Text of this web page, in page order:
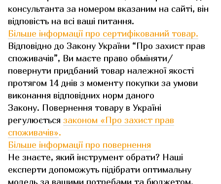
консультанта за номером вказаним на сайті, він
відповість на всі ваші питання.
Більше інформації про сертифікований товар.
Відповідно до Закону України “Про захист прав
споживачів”, Ви маєте право обміняти/
повернути придбаний товар належної якості
протягом 14 днів з моменту покупки за умови
виконання відповідних норм даного
Закону. Повернення товару в Україні
регулюється законом «Про захист прав
споживачів».
Більше інформації про повернення
Не знаєте, який інструмент обрати? Наші
експерти допоможуть підібрати оптимальну
модель за вашими потребами та бюджетом.